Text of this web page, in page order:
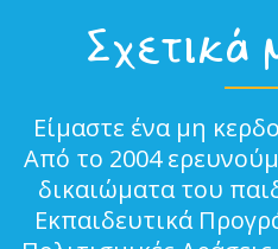
Είμαστε ένα μη
Από το 2004
δικαιώματα του
Εκπαιδευτικά